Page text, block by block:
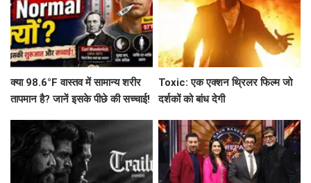
क्या 98.6°F वास्तव में सामान्य शरीर
तापमान है? जानें इसके पीछे की सच्चाई!
Toxic: एक एक्शन थ्रिलर फिल्म जो
दर्शकों को बांध देगी